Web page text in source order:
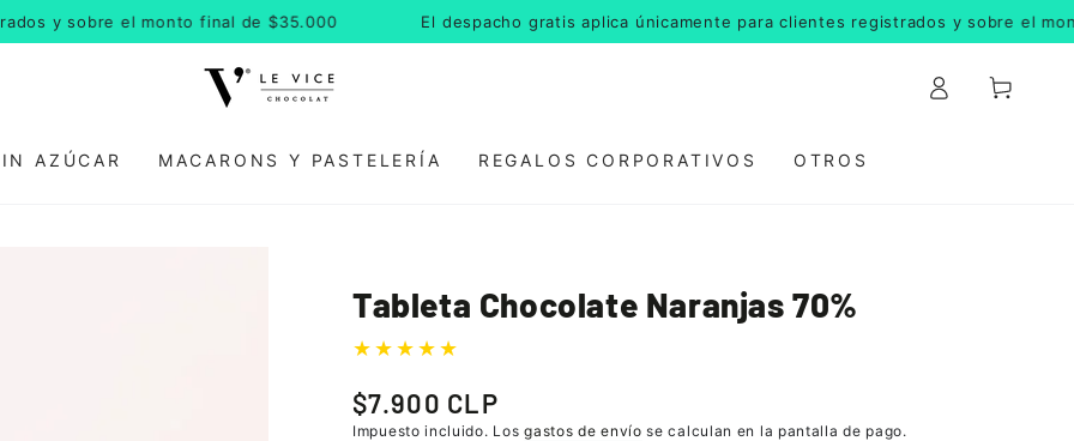
sobre el monto final de $35.000 El despacho gratis aplica únicamente para clientes registrados y sobre el monto
AZÚCAR MACARONS Y PASTELERÍA REGALOS CORPORATIVOS OTROS
Iniciar
sesión
Carrito
Tableta Chocolate Naranjas 70%
Precio
regular
$7.900 CLP
Impuesto incluido. Losgastos de envío se calculan en la pantalla de pago.